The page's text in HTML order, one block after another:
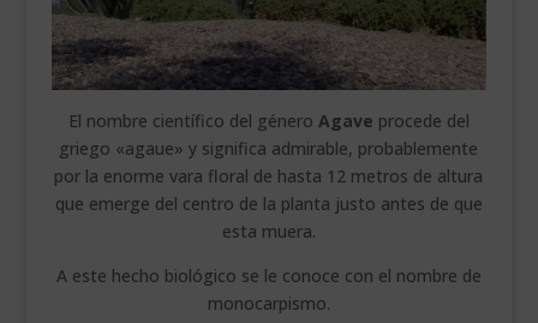
El nombre científico del género Agave procede del
griego «agaue» y significa admirable, probablemente
por la enorme vara floral de hasta 12 metros de altura
que emerge del centro de la planta justo antes de que
esta muera.
A este hecho biológico se le conoce con el nombre de
monocarpismo.